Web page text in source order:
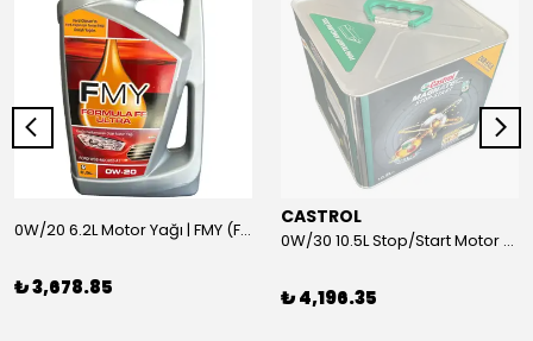
0W/20 6.2L Motor Yağı | FMY (Ford Motor Yağları)
₺ 3,678.85
CASTROL
0W/30 10.5L Stop/Start Motor Yağı | CASTROL
₺ 4,196.35